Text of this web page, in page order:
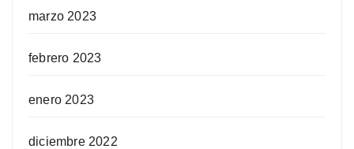
marzo 2023
febrero 2023
enero 2023
diciembre 2022